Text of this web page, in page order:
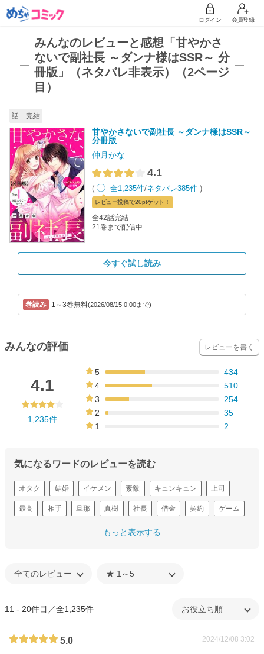
ログイン 会員登録
みんなのレビューと感想「甘やかさ
ないで副社長 ～ダンナ様はSSR～ 分
冊版」（ネタバレ非表示）（2ページ
目）
話 完結
甘やかさないで副社長 ～ダンナ様はSSR～
分冊版
仲月かな
4.1
( 全1,235件/ネタバレ385件 )
レビュー投稿で20ptゲット！
全42話完結
21巻まで配信中
今すぐ試し読み
1～3巻無料(2026/08/15 0:00まで)
みんなの評価 レビューを書く
4.1
1,235件
5
434
4
510
3
254
2
35
1
2
気になるワードのレビューを読む
オタク 結婚 イケメン 素敵 キュンキュン 上司
最高 相手 旦那 真樹 社長 借金 契約 ゲーム
もっと表示する
11 - 20件目／全1,235件
5.0 2024/12/08 3:02